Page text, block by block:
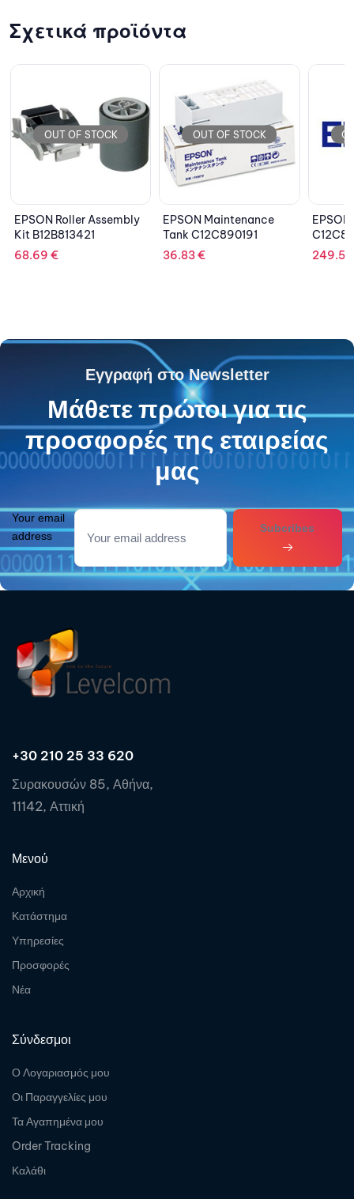
Σχετικά προϊόντα
OUT OF STOCK
EPSON Maintenance
Tank C12C890191
36.83
OUT OF STOCK
EPSON Dual Roll Feeder
C12C81155
249.55
PF-
Εγγραφή στο Newsletter
Μάθετε πρώτοι για τις
προσφορές της εταιρείας
μας
Your email
address
Subcribes
+30 210 25 33 620
Συρακουσών 85, Αθήνα,
11142, Αττική
Μενού
Αρχική
Κατάστημα
Υπηρεσίες
Προσφορές
Νέα
Σύνδεσμοι
Ο Λογαριασμός μου
Οι Παραγγελίες μου
Τα Αγαπημένα μου
Order Tracking
Καλάθι